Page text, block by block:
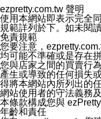
您同意本公司網站，
停止接收這些資料或
十五、訊息通知
本公司/本服務將以通
本公司/本服務傳送
1.LINE 帳號設定的
2.該 LINE 帳號已在
3.LINE 帳號未封鎖
欲變更通知型訊息的
1.點選「主頁」＞「
2.點選「隱私設定」
3.點選「提供使用資
ezpretty.com.tw 聲明
使用本網站即表示完全
規範詳列於下。如未閱
免責規範
您要注意，
均可能不準確或是存在
您與店家之間的買賣行
產生或導致的任何損失
得將本網站內所列出的
網站使用者的守法義務
本條款構成您與
年齡和責任